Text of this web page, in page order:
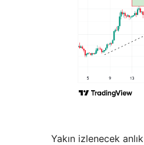
Yakın izlenecek